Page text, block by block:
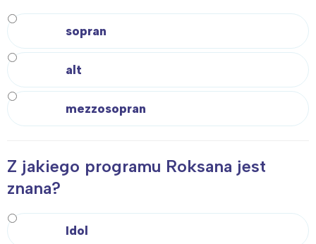
sopran
alt
mezzosopran
Z jakiego programu Roksana jest
znana?
Idol